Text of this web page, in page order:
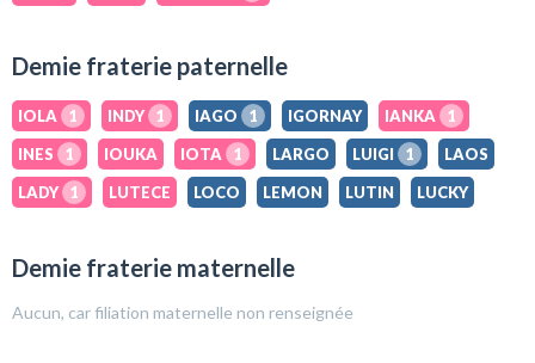
Demie fraterie paternelle
IOLA 1 INDY 1 IAGO 1 IGORNAY IANKA
1
INES
1 IOUKA IOTA 1 LARGO LUIGI 1
LAOS
LADY 1 LUTECE LOCO LEMON LUTIN LUCKY
Demie fraterie maternelle
Aucun, car filiation maternelle non renseignée